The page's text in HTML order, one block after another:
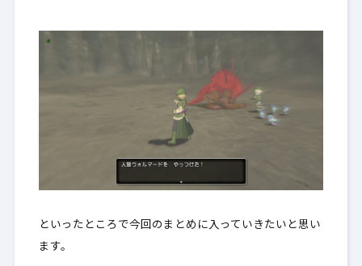
といったところで今回のまとめに入っていきたいと思い
ます。